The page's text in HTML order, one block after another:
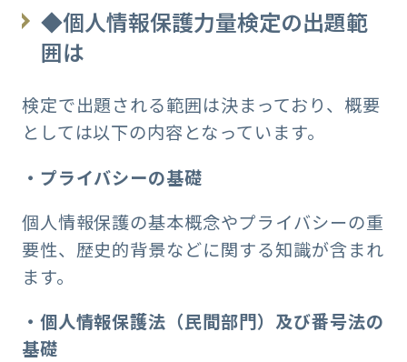
◆個人情報保護力量検定の出題範
囲は
検定で出題される範囲は決まっており、概要
としては以下の内容となっています。
・プライバシーの基礎
個人情報保護の基本概念やプライバシーの重
要性、歴史的背景などに関する知識が含まれ
ます。
・個人情報保護法（民間部門）及び番号法の
基礎